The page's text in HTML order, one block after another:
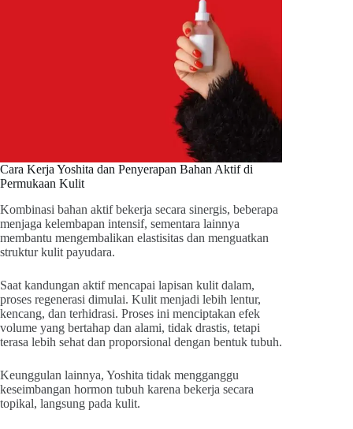
Cara Kerja Yoshita dan Penyerapan Bahan Aktif di
Permukaan Kulit
Kombinasi bahan aktif bekerja secara sinergis, beberapa
menjaga kelembapan intensif, sementara lainnya
membantu mengembalikan elastisitas dan menguatkan
struktur kulit payudara.
Saat kandungan aktif mencapai lapisan kulit dalam,
proses regenerasi dimulai. Kulit menjadi lebih lentur,
kencang, dan terhidrasi. Proses ini menciptakan efek
volume yang bertahap dan alami, tidak drastis, tetapi
terasa lebih sehat dan proporsional dengan bentuk tubuh.
Keunggulan lainnya, Yoshita tidak mengganggu
keseimbangan hormon tubuh karena bekerja secara
topikal, langsung pada kulit.